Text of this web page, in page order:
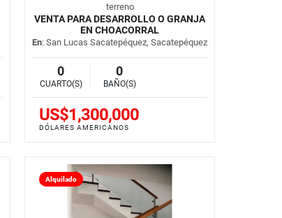
terreno
VENTA PARA DESARROLLO O GRANJA
EN CHOACORRAL
En: San Lucas Sacatepéquez, Sacatepéquez
0
CUARTO(S)
0
BAÑO(S)
US$1,300,000
DÓLARES AMERICANOS
Alquilado